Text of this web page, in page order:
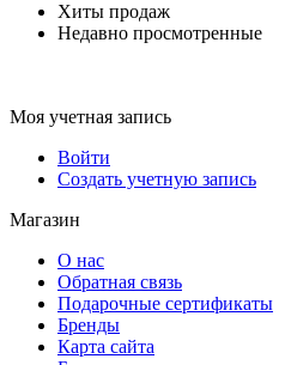
Хиты продаж
Недавно просмотренные
Моя учетная запись
Войти
Создать учетную запись
Магазин
О нас
Обратная связь
Подарочные сертификаты
Бренды
Карта сайта